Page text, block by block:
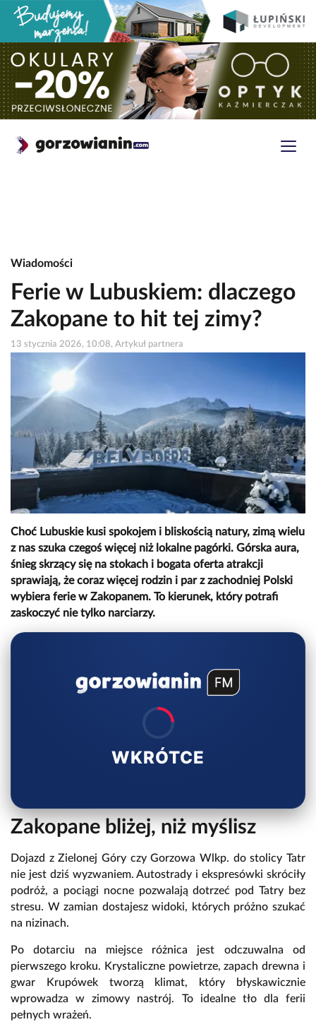
Wiadomości
Ferie w Lubuskiem: dlaczego
Zakopane to hit tej zimy?
13 stycznia 2026, 10:08, Artykuł partnera
Choć Lubuskie kusi spokojem i bliskością natury, zimą wielu
z nas szuka czegoś więcej niż lokalne pagórki. Górska aura,
śnieg skrzący się na stokach i bogata oferta atrakcji
sprawiają, że coraz więcej rodzin i par z zachodniej Polski
wybiera ferie w Zakopanem. To kierunek, który potrafi
zaskoczyć nie tylko narciarzy.
WKRÓTCE
Zakopane bliżej, niż myślisz
Dojazd z Zielonej Góry czy Gorzowa Wlkp. do stolicy Tatr
nie jest dziś wyzwaniem. Autostrady i ekspresówki skróciły
podróż, a pociągi nocne pozwalają dotrzeć pod Tatry bez
stresu. W zamian dostajesz widoki, których próżno szukać
na nizinach.
Po dotarciu na miejsce różnica jest odczuwalna od
pierwszego kroku. Krystaliczne powietrze, zapach drewna i
gwar Krupówek tworzą klimat, który błyskawicznie
wprowadza w zimowy nastrój. To idealne tło dla ferii
pełnych wrażeń.